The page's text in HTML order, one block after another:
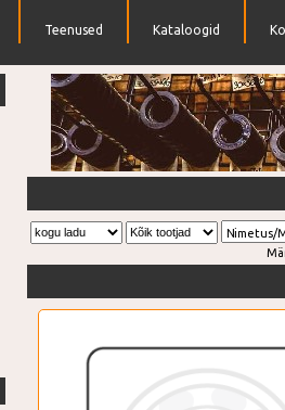
Teenused Kataloogid
Nimetus/